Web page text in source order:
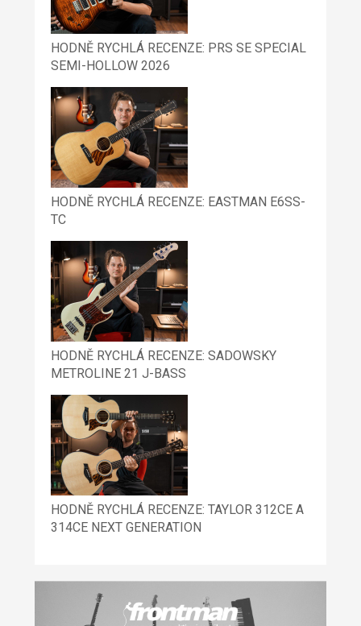
HODNĚ RYCHLÁ RECENZE: PRS SE SPECIAL
SEMI-HOLLOW 2026
HODNĚ RYCHLÁ RECENZE: EASTMAN E6SS-
TC
HODNĚ RYCHLÁ RECENZE: SADOWSKY
METROLINE 21 J-BASS
HODNĚ RYCHLÁ RECENZE: TAYLOR 312CE A
314CE NEXT GENERATION